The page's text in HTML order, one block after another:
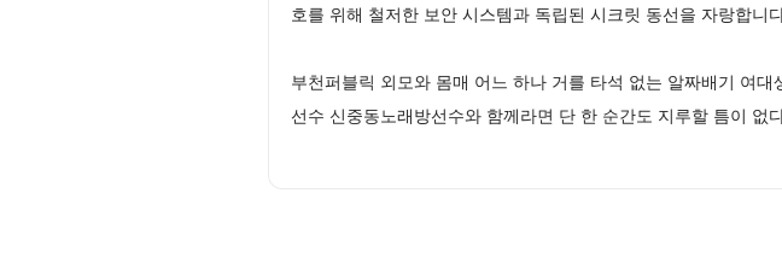
호를 위해 철저한 보안 시스템과 독립된 시크릿 동선을 자랑합니
부천퍼블릭 외모와 몸매 어느 하나 거를 타석 없는 알짜배기 여
선수 신중동노래방선수와 함께라면 단 한 순간도 지루할 틈이 없